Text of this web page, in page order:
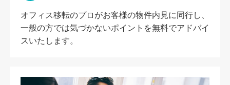
オフィス移転のプロがお客様の物件内見に同行し、
一般の方では気づかないポイントを無料でアドバイ
スいたします。